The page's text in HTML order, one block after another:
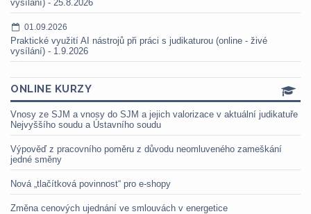
vysílání) - 25.8.2026
01.09.2026
Praktické využití AI nástrojů při práci s judikaturou (online - živé
vysílání) - 1.9.2026
ONLINE KURZY
Vnosy ze SJM a vnosy do SJM a jejich valorizace v aktuální judikatuře
Nejvyššího soudu a Ústavního soudu
Výpověď z pracovního poměru z důvodu neomluveného zameškání
jedné směny
Nová „tlačítková povinnost“ pro e-shopy
Změna cenových ujednání ve smlouvách v energetice